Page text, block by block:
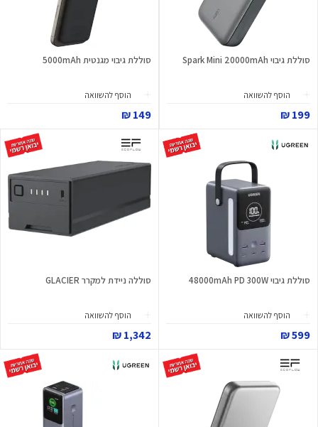
סוללת גיבוי Spark Mini 20000mAh
הוסף להשוואה
199 ₪
סוללת גיבוי מגנטית 5000mAh
הוסף להשוואה
149 ₪
סוללת גיבוי 48000mAh PD 300W
הוסף להשוואה
599 ₪
סוללה ניידת למקרר GLACIER
הוסף להשוואה
1,342 ₪